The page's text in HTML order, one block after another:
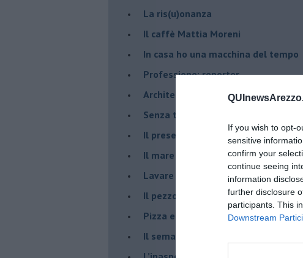
If you wish to opt-
sensitive
confirm your
continue seeing
information
further disclosure
participants. This
Downstream
​La ris(u)onanza
​Il caffè Mattia Moreni
​In casa ho una macchina del tempo
Professione: reporter
Architettura che abbaglia
​Senza tasche, un po’ come me
​Il presepe di San Martino
​Il mare d’autunno
​Lavare la coscienza
​Il pezzo di legno
​Pizza e birra
​Il semaforo rosso